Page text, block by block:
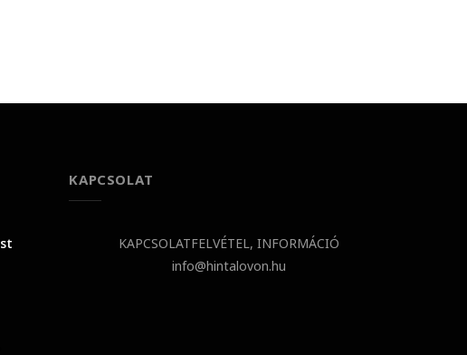
KAPCSOLAT
KAPCSOLATFELVÉTEL, INFORMÁCIÓ
info@hintalovon.hu